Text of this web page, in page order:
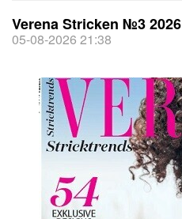
Verena Stricken №3 2026
05-08-2026 21:38